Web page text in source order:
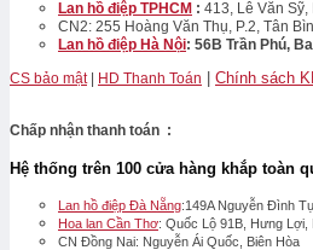
Lan hồ điệp TPHCM : 413, Lê Văn Sỹ,
CN2: 255 Hoàng Văn Thụ, P.2, Tân
Lan hồ điệp Hà Nội: 56B Trần Phú,
CS bảo mật| HD Thanh Toán Chính sách
Chấp nhận thanh toán :
Hệ thống trên 100 cửa hàng khắp toàn
Lan hồ điệp Đà Nẵng:149A Nguyễn Đình
Hoa lan Cần Thơ: Quốc Lộ 91B, Hưng Lợi,
CN Đồng Nai: Nguyễn Ái Quốc, Biên Hòa